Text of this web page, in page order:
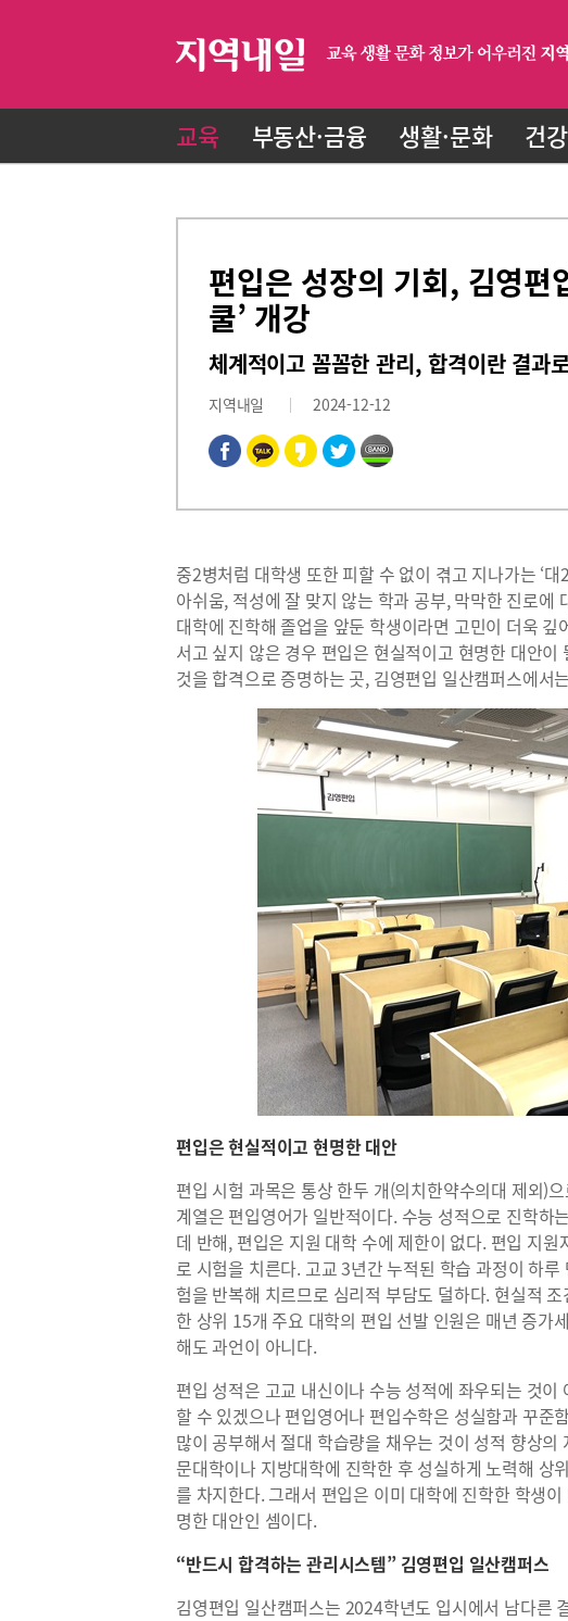
교육 부동산·금융 생활·문화 건
편입은 성장의 기회, 김영편
쿨’ 개강
체계적이고 꼼꼼한 관리, 합격이란 결과
지역내일 2024-12-12
중2병처럼 대학생 또한 피할 수 없이 겪고 지나가는 ‘
아쉬움, 적성에 잘 맞지 않는 학과 공부, 막막한 진로에
대학에 진학해 졸업을 앞둔 학생이라면 고민이 더욱
서고 싶지 않은 경우 편입은 현실적이고 현명한 대안
것을 합격으로 증명하는 곳, 김영편입 일산캠퍼스에서
편입은 현실적이고 현명한 대안
편입 시험 과목은 통상 한두 개(의치한약수의대 제외)
계열은 편입영어가 일반적이다. 수능 성적으로 진학하
데 반해, 편입은 지원 대학 수에 제한이 없다. 편입 지
로 시험을 치른다. 고교 3년간 누적된 학습 과정이 하
험을 반복해 치르므로 심리적 부담도 덜하다. 현실적
한 상위 15개 주요 대학의 편입 선발 인원은 매년 증가
해도 과언이 아니다.
편입 성적은 고교 내신이나 수능 성적에 좌우되는 것
할 수 있겠으나 편입영어나 편입수학은 성실함과 꾸준
많이 공부해서 절대 학습량을 채우는 것이 성적 향상
문대학이나 지방대학에 진학한 후 성실하게 노력해 상
를 차지한다. 그래서 편입은 이미 대학에 진학한 학생
명한 대안인 셈이다.
“반드시 합격하는 관리시스템” 김영편입 일산캠퍼스
김영편입 일산캠퍼스는 2024학년도 입시에서 남다른